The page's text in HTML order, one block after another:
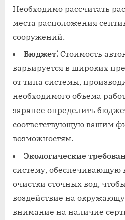
Необходимо рассчитать
места расположения
сооружений.
Бюджет⁚ Стоимость
варьируется в широких
от типа системы‚
необходимого объема
заранее определить
соответствующую вашим
возможностям.
Экологические
систему‚ обеспечивающую
очистки сточных вод‚
воздействие на
внимание на наличие